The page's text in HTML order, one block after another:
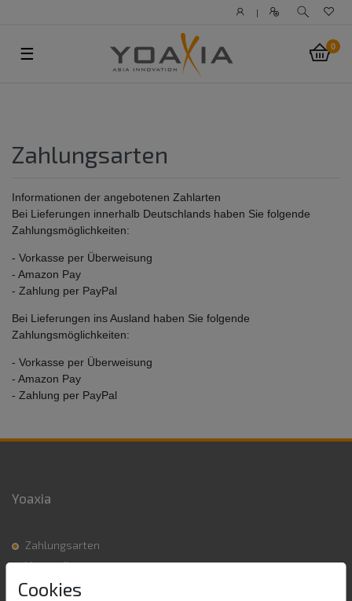
|
0
☰
Zahlungsarten
Informationen der angebotenen Zahlarten
Bei Lieferungen innerhalb Deutschlands haben Sie folgende
Zahlungsmöglichkeiten:
- Vorkasse per Überweisung
- Amazon Pay
- Zahlung per PayPal
Bei Lieferungen ins Ausland haben Sie folgende
Zahlungsmöglichkeiten:
- Vorkasse per Überweisung
- Amazon Pay
- Zahlung per PayPal
Yoaxia
Zahlungsarten
Versandkosten
Kontakt
Cookies